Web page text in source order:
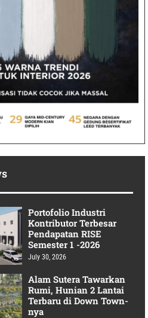
Portofolio Industri
Kontributor Terbesar
Pendapatan RISE
Semester 1 -2026
July 30, 2026
Alam Sutera Tawarkan
Rumi, Hunian 2 Lantai
Terbaru di Down Town-
nya